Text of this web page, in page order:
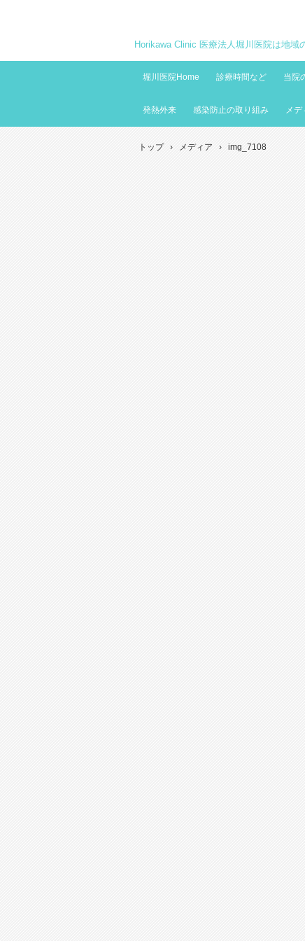
Horikawa Clinic 医療法人堀川医院は地域
堀川医院Home
診療時間など 当院
発熱外来 感染防止の取り組み メ
トップ › メディア › img_7108